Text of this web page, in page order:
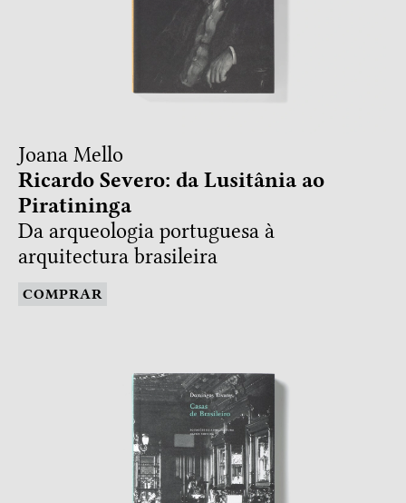
Joana Mello
Ricardo Severo: da Lusitânia ao
Piratininga
Da arqueologia portuguesa à
arquitectura brasileira
COMPRAR